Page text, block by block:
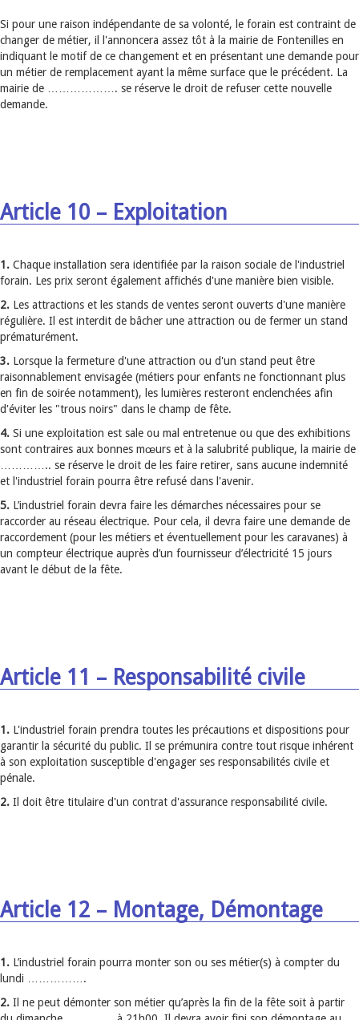
Si pour une raison indépendante de sa volonté, le forain est contraint de
changer de métier, il l'annoncera assez tôt à la mairie de Fontenilles en
indiquant le motif de ce changement et en présentant une demande pour
un métier de remplacement ayant la même surface que le précédent. La
mairie de ………………. se réserve le droit de refuser cette nouvelle
demande.
Article 10 – Exploitation
1. Chaque installation sera identifiée par la raison sociale de l'industriel
forain. Les prix seront également affichés d'une manière bien visible.
2. Les attractions et les stands de ventes seront ouverts d'une manière
régulière. Il est interdit de bâcher une attraction ou de fermer un stand
prématurément.
3. Lorsque la fermeture d'une attraction ou d'un stand peut être
raisonnablement envisagée (métiers pour enfants ne fonctionnant plus
en fin de soirée notamment), les lumières resteront enclenchées afin
d'éviter les "trous noirs" dans le champ de fête.
4. Si une exploitation est sale ou mal entretenue ou que des exhibitions
sont contraires aux bonnes mœurs et à la salubrité publique, la mairie de
………….. se réserve le droit de les faire retirer, sans aucune indemnité
et l'industriel forain pourra être refusé dans l'avenir.
5. L’industriel forain devra faire les démarches nécessaires pour se
raccorder au réseau électrique. Pour cela, il devra faire une demande de
raccordement (pour les métiers et éventuellement pour les caravanes) à
un compteur électrique auprès d’un fournisseur d’électricité 15 jours
avant le début de la fête.
Article 11 – Responsabilité civile
1. L'industriel forain prendra toutes les précautions et dispositions pour
garantir la sécurité du public. Il se prémunira contre tout risque inhérent
à son exploitation susceptible d'engager ses responsabilités civile et
pénale.
2. Il doit être titulaire d'un contrat d'assurance responsabilité civile.
Article 12 – Montage, Démontage
1. L’industriel forain pourra monter son ou ses métier(s) à compter du
lundi …………….
2. Il ne peut démonter son métier qu’après la fin de la fête soit à partir